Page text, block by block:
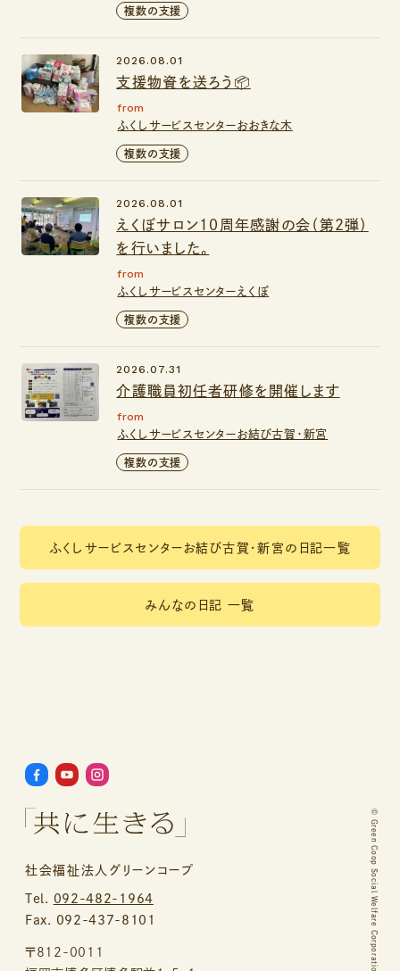
複数の支援
支援物資を送ろう📦
2026.08.01
from
ふくしサービスセンターおおきな木
複数の支援
えくぼサロン１０周年感謝の会（第２弾）
を行いました。
2026.08.01
from
ふくしサービスセンターえくぼ
複数の支援
介護職員初任者研修を開催します
2026.07.31
from
ふくしサービスセンターお結び古賀・新宮
複数の支援
ふくしサービスセンターお結び古賀・新宮の日記一覧
みんなの日記 一覧
社会福祉法人グリーンコープ
Tel. 092-482-1964
Fax. 092-437-8101
〒812-0011
©
Green Coop Social Welfare Corporation.